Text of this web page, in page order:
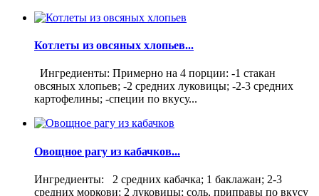
Котлеты из овсяных хлопьев...
Ингредиенты: Примерно на 4 порции: -1 стакан
овсяных хлопьев; -2 средних луковицы; -2-3 средних
картофелины; -специи по вкусу...
Овощное рагу из кабачков...
Ингредиенты: 2 средних кабачка; 1 баклажан; 2-3
средних моркови; 2 луковицы; соль, приправы по вкусу